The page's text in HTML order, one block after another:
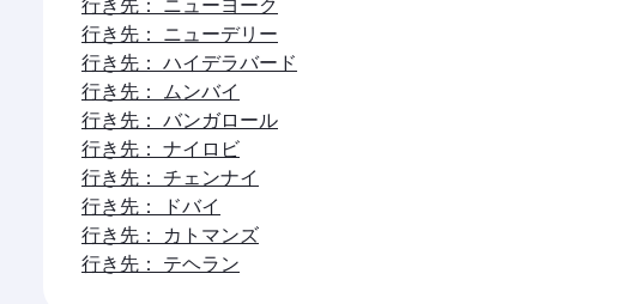
行き先： ニューデリー
行き先： ハイデラバード
行き先： ムンバイ
行き先： バンガロール
行き先： ナイロビ
行き先： チェンナイ
行き先： ドバイ
行き先： カトマンズ
行き先： テヘラン